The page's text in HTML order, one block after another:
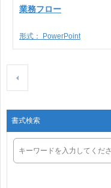
業務フロー
形式： PowerPoint
書式検索